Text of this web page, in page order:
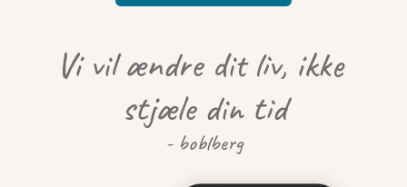
Vi vil ændre dit liv, ikke
stjæle din tid
- boblberg